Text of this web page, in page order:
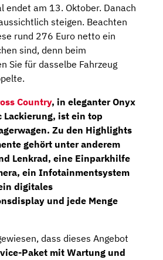
endet am 13. Oktober. Danach
steigen. Beachten
rund 276 Euro netto ein
sind, denn beim
Sie für dasselbe Fahrzeug
Country, in eleganter Onyx
Lackierung, ist ein top
Zu den Highlights
gehört unter anderem
Lenkrad, eine Einparkhilfe
ein Infotainmentsystem
digitales
und jede Menge
dass dieses Angebot
Paket mit Wartung und